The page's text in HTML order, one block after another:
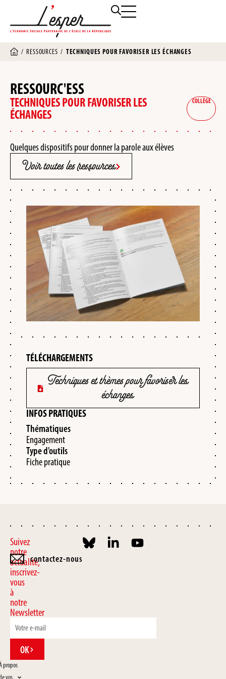
/RESSOURCES / TECHNIQUES POUR FAVORISER LES ÉCHANGES
RESSOURC'ESS
TECHNIQUES POUR FAVORISER LES
ÉCHANGES
COLLÈGE
Quelques dispositifs pour donner la parole aux élèves
Voir toutes les ressources
TÉLÉCHARGEMENTS
Techniques et thèmes pour favoriser les
échanges
INFOS PRATIQUES
Thématiques
Engagement
Type d'outils
Fiche pratique
Suivez
notre
actualité,
inscrivez-
vous
à
notre
Newsletter
OK
propos
contactez-nous